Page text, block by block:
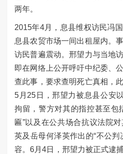
两年。
2015年4月，息县维权访民冯
息县农贸市场一间出租屋内。
访民普遍震动。邢望力与当地
即在网络上公开呼吁中纪委、
查此事，要求查明死亡真相，
5月25日，邢望力被息县公安
拘留，警方对其的指控甚至包
匾”以及在公共场合抗议法院
英及岳母何泽英作出的“不公判
容。6月4日，邢望力被正式逮